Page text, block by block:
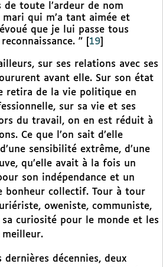
de toute l’ardeur de nom
mari qui m’a tant aimée et
que je lui passe tous
”
19
sur ses relations avec ses
avant elle. Sur son état
retira de la vie politique en
sur sa vie et ses
du travail, on en est réduit à
Ce que l’on sait d’elle
sensibilité extrême, d’une
qu’elle avait à la fois un
son indépendance et un
bonheur collectif. Tour à tour
oweniste, communiste,
curiosité pour le monde et les
meilleur.
décennies, deux